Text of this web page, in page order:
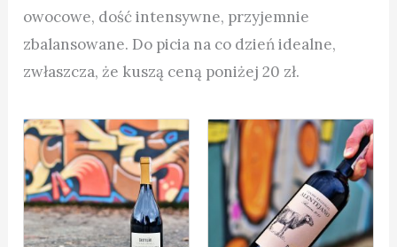
owocowe, dość intensywne, przyjemnie
zbalansowane. Do picia na co dzień idealne,
zwłaszcza, że kuszą ceną poniżej 20 zł.